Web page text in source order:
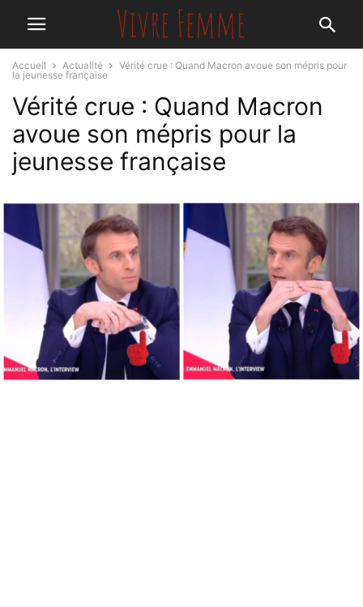
Accueil Actualité
Vérité crue : Quand Macron avoue son mépris pour
la jeunesse française
Vérité crue : Quand Macron
avoue son mépris pour la
jeunesse française